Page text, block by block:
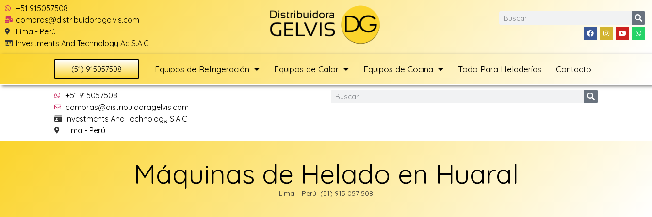
+51 915057508
compras@distribuidoragelvis.com
Lima - Perú
Investments And Technology Ac S.A.C
(51) 915057508 Equipos de Refrigeración Equipos de Calor Equipos de Cocina Todo Para Heladerías Contacto
+51 915057508
compras@distribuidoragelvis.com
Investments And Technology S.A.C
Lima - Perú
Máquinas de Helado en Huaral
Lima – Perú (51) 915 057 508